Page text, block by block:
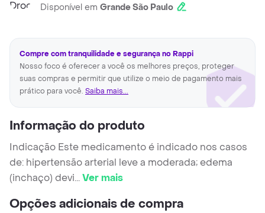
Disponível em Grande São Paulo
Compre com tranquilidade e segurança no Rappi
Nosso foco é oferecer a você os melhores preços, proteger
suas compras e permitir que utilize o meio de pagamento mais
prático para você. Saiba mais...
Informação do produto
Indicação Este medicamento é indicado nos casos
de: hipertensão arterial leve a moderada; edema
(inchaço) devi...Ver mais
Opções adicionais de compra